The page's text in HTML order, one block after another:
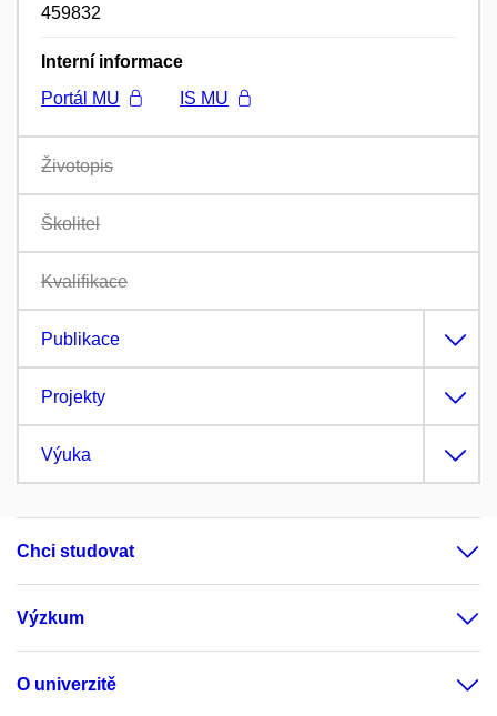
459832
Interní informace
Portál MU
IS MU
Životopis
Školitel
Kvalifikace
Publikace
Projekty
Výuka
Chci studovat
Výzkum
O univerzitě